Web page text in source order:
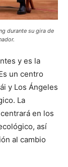
durante su gira de
y es la
un centro
y Los Ángeles
La
en los
así
al cambio